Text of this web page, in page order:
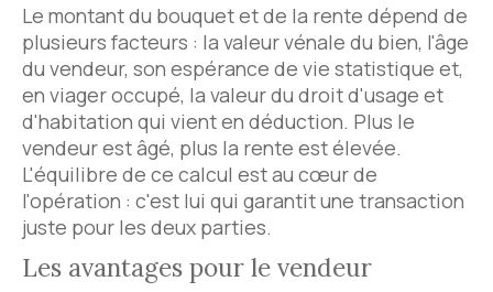
Le montant du bouquet et de la rente dépend de
plusieurs facteurs : la valeur vénale du bien, l'âge
du vendeur, son espérance de vie statistique et,
en viager occupé, la valeur du droit d'usage et
d'habitation qui vient en déduction. Plus le
vendeur est âgé, plus la rente est élevée.
L'équilibre de ce calcul est au cœur de
l'opération : c'est lui qui garantit une transaction
juste pour les deux parties.
Les avantages pour le vendeur